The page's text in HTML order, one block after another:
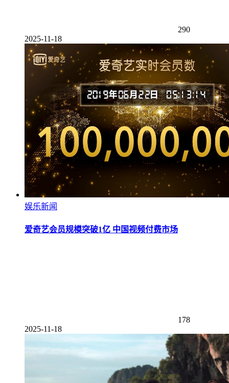
290
2025-11-18
娱乐新闻
爱奇艺会员规模突破1亿 中国视频付费市场
178
2025-11-18